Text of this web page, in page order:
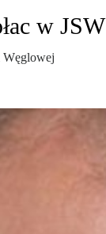
w JSW
Węglowej